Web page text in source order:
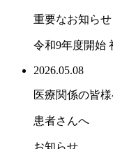
重要なお知らせ
令和9年度開始
2026.05.08
医療関係の皆
患者さんへ
お知らせ